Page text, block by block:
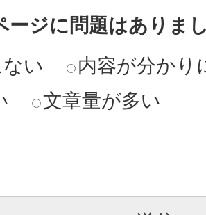
ージに問題はありま
い
内容が分かり
文章量が多い